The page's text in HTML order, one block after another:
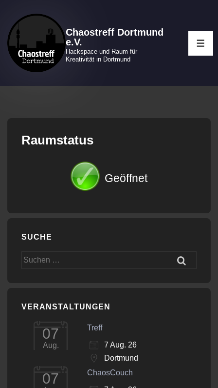
Inhalt
Chaostreff Dortmund
e.V.
Hackspace und Raum für
Kreativität in Dortmund
Raumstatus
Geöffnet
SUCHE
Suchen
VERANSTALTUNGEN
07
Aug.
Treff
7 Aug. 26
Dortmund
07 ChaosCouch